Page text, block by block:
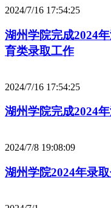
2024/7/16 17:54:25
湖州学院完成2024
育类录取工作
2024/7/16 17:54:25
湖州学院完成2024
2024/7/8 19:08:09
湖州学院2024年录